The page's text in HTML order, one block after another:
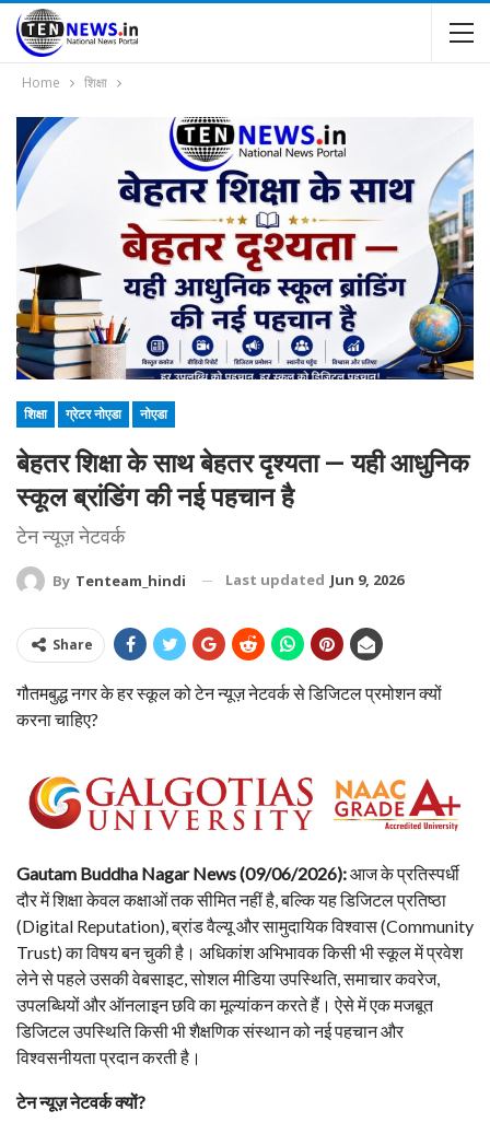
Home शिक्षा
शिक्षा ग्रेटर नोएडा नोएडा
बेहतर शिक्षा के साथ बेहतर दृश्यता — यही आधुनिक
स्कूल ब्रांडिंग की नई पहचान है
टेन न्यूज़ नेटवर्क
By Tenteam_hindi Last updated Jun 9, 2026
Share
गौतमबुद्ध नगर के हर स्कूल को टेन न्यूज़ नेटवर्क से डिजिटल प्रमोशन क्यों
करना चाहिए?
Gautam Buddha Nagar News (09/06/2026):आज के प्रतिस्पर्धी
दौर में शिक्षा केवल कक्षाओं तक सीमित नहीं है, बल्कि यह डिजिटल प्रतिष्ठा
(Digital Reputation), ब्रांड वैल्यू और सामुदायिक विश्वास (Community
Trust) का विषय बन चुकी है। अधिकांश अभिभावक किसी भी स्कूल में प्रवेश
लेने से पहले उसकी वेबसाइट, सोशल मीडिया उपस्थिति, समाचार कवरेज,
उपलब्धियों और ऑनलाइन छवि का मूल्यांकन करते हैं। ऐसे में एक मजबूत
डिजिटल उपस्थिति किसी भी शैक्षणिक संस्थान को नई पहचान और
विश्वसनीयता प्रदान करती है।
टेन न्यूज़ नेटवर्क क्यों?